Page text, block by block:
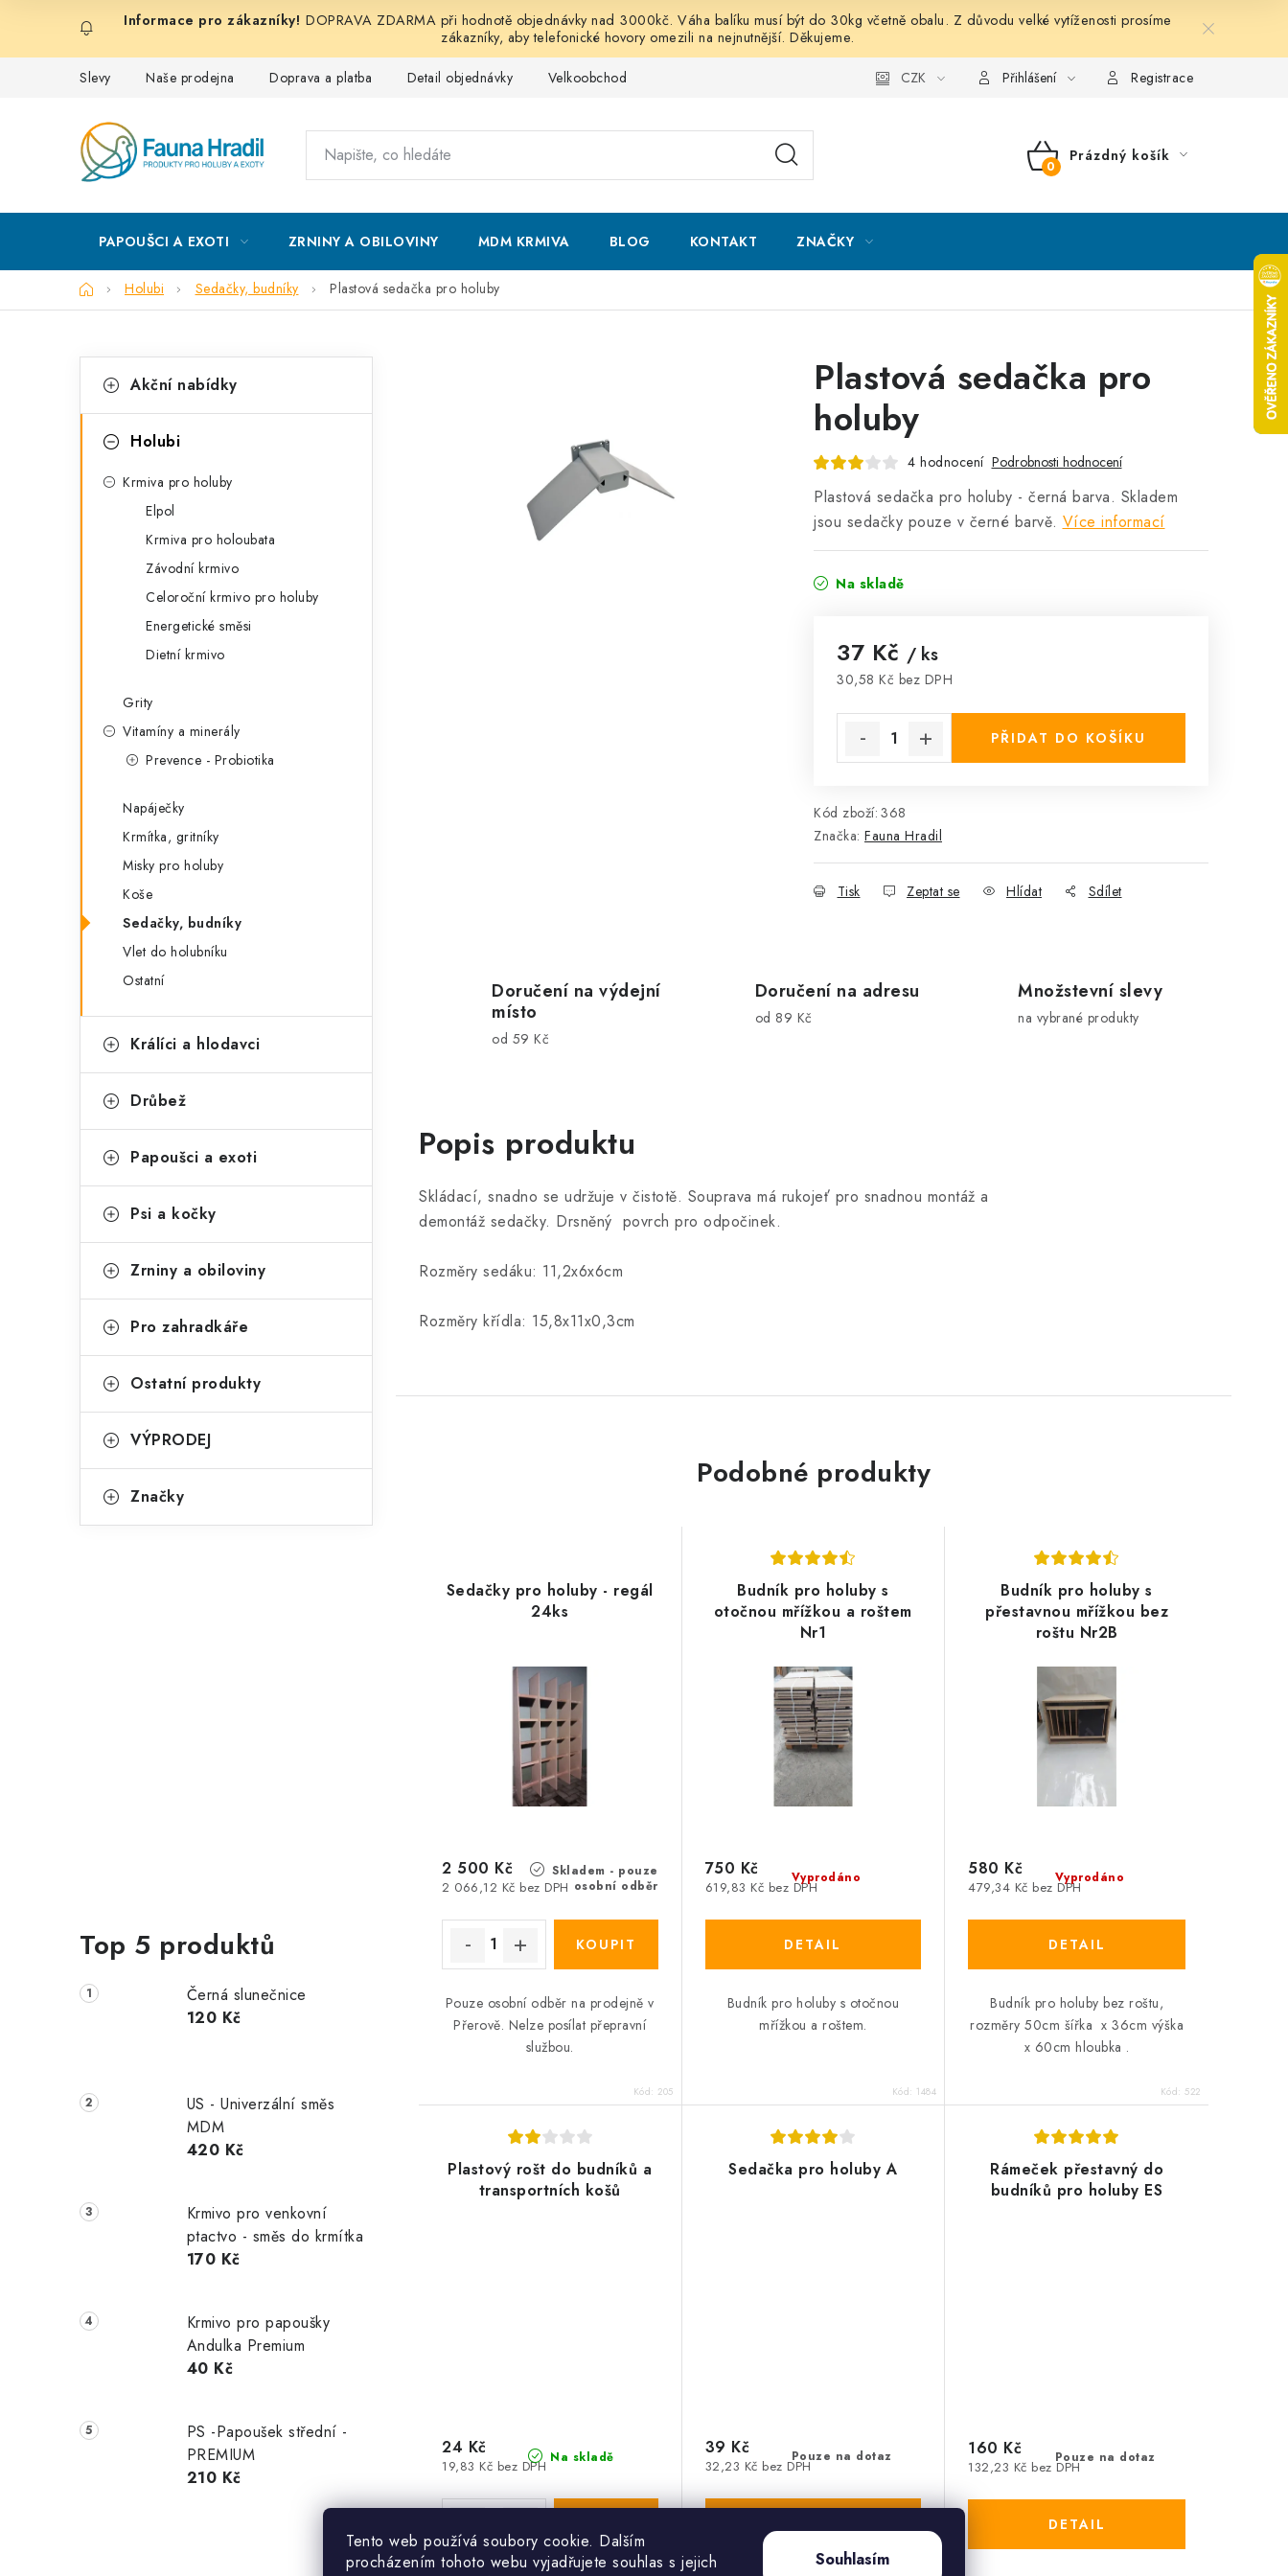
Tento web používá soubory cookie. Dalším
procházením tohoto webu vyjadřujete souhlas s jejich
Souhlasím
obsah
DOPRAVA ZDARMA při hodnotě objednávky nad 3000kč. Váha balíku musí být do 30kg včetně obalu. Z důvodu velké vytíženosti prosíme
zákazníky, aby telefonické hovory omezili na nejnutnější. Děkujeme.
Slevy Naše prodejna Doprava a platba Detail objednávky Velkoobchod Podmínky ochrany osobních údajů Mapa serveru Kontakt
CZK Přihlášení Registrace
NÁKUPNÍ
Prázdný košík
PAPOUŠCI A EXOTI ZRNINY A OBILOVINY MDM KRMIVA BLOG KONTAKT ZNAČKY
DomůHolubi Sedačky, budníky Plastová sedačka pro holuby
okategorie
a
Akční nabídky
Holubi
Krmiva pro holuby
Elpol
Krmiva pro holoubata
Závodní krmivo
Celoroční krmivo pro holuby
Energetické směsi
Dietní krmivo
Grity
Vitamíny a minerály
Prevence - Probiotika
Napáječky
Krmítka, gritníky
Misky pro holuby
Koše
Sedačky, budníky
Vlet do holubníku
Ostatní
Králíci a hlodavci
Drůbež
Papoušci a exoti
Psi a kočky
Zrniny a obiloviny
Pro zahradkáře
Ostatní produkty
VÝPRODEJ
Značky
Top 5 produktů
Černá slunečnice
120 Kč
US - Univerzální směs
MDM
420 Kč
Krmivo pro venkovní
ptactvo - směs do krmítka
170 Kč
Krmivo pro papoušky
Andulka Premium
40 Kč
PS -Papoušek střední -
PREMIUM
210 Kč
Plastová sedačka pro
holuby
4 hodnocení Podrobnosti hodnocení
Plastová sedačka pro holuby - černá barva. Skladem
jsou sedačky pouze v černé barvě. Více informací
Na skladě
37 Kč / ks
30,58 Kč bez DPH
PŘIDAT DO KOŠÍKU
Kód zboží: 368
Značka: Fauna Hradil
Tisk Zeptat se Hlídat Sdílet
Doručení na výdejní
místo
od 59 Kč
Doručení na adresu
od 89 Kč
Množstevní slevy
na vybrané produkty
Popis produktu
Skládací, snadno se udržuje v čistotě. Souprava má rukojeť pro snadnou montáž a
demontáž sedačky. Drsněný povrch pro odpočinek.
Rozměry sedáku: 11,2x6x6cm
Rozměry křídla: 15,8x11x0,3cm
Podobné produkty
Sedačky pro holuby - regál
24ks
Skladem - pouze
osobní odběr
2 066,12 Kč bez DPH
2 500 Kč
Pouze osobní odběr na prodejně v
Přerově. Nelze posílat přepravní
službou.
Kód: 205
Budník pro holuby s
otočnou mřížkou a roštem
Nr1
Vyprodáno
619,83 Kč bez DPH
750 Kč
Budník pro holuby s otočnou
mřížkou a roštem.
Kód: 1484
Budník pro holuby s
přestavnou mřížkou bez
roštu Nr2B
Vyprodáno
479,34 Kč bez DPH
580 Kč
Budník pro holuby bez roštu,
rozměry 50cm šířka x 36cm výška
x 60cm hloubka .
Kód:522
Plastový rošt do budníků a
transportních košů
Na skladě
19,83 Kč bez DPH
24 Kč
Sedačka pro holuby A
Pouze na dotaz
32,23 Kč bez DPH
39 Kč
Rámeček přestavný do
budníků pro holuby ES
Pouze na dotaz
132,23 Kč bez DPH
160 Kč